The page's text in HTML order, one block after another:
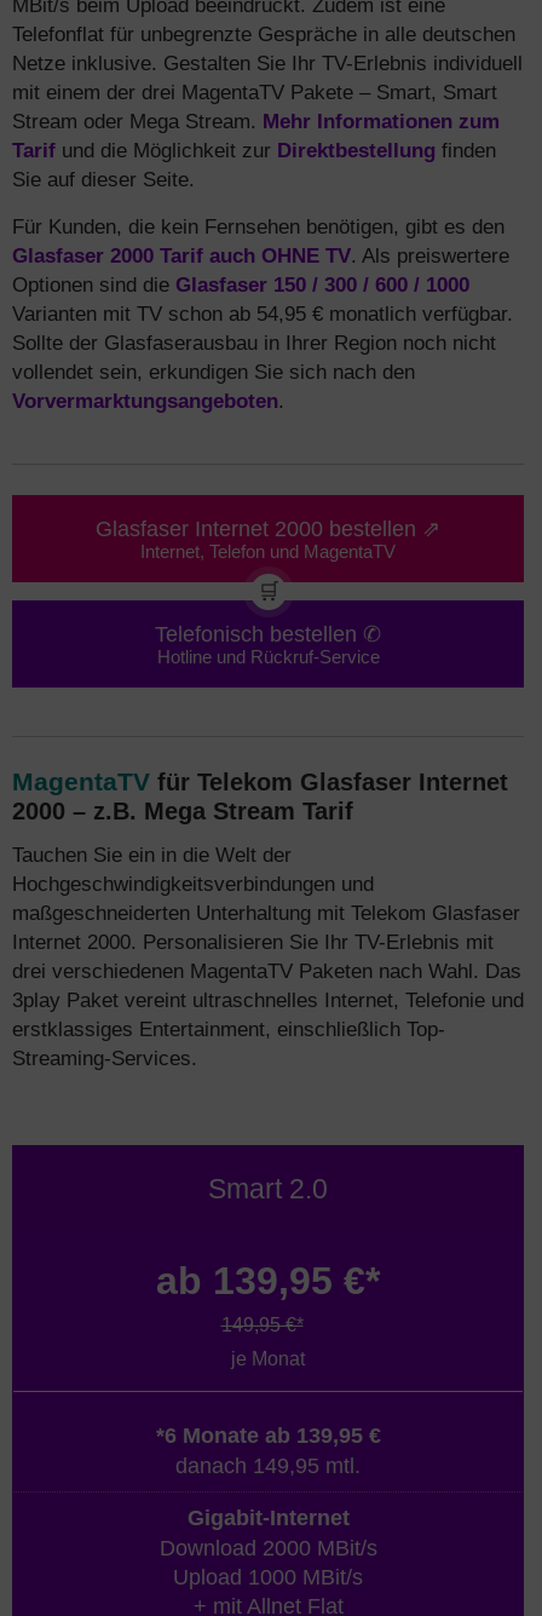
MBit/s beim Upload beeindruckt. Zudem ist eine
Telefonflat für unbegrenzte Gespräche in alle deutschen
Netze inklusive. Gestalten Sie Ihr TV-Erlebnis individuell
mit einem der drei MagentaTV Pakete – Smart, Smart
Stream oder Mega Stream. Mehr Informationen zum
Tarif und die Möglichkeit zur Direktbestellung finden
Sie auf dieser Seite.
Für Kunden, die kein Fernsehen benötigen, gibt es den
Glasfaser 2000 Tarif auch OHNE TV. Als preiswertere
Optionen sind die Glasfaser 150 / 300 / 600 / 1000
Varianten mit TV schon ab 54,95 € monatlich verfügbar.
Sollte der Glasfaserausbau in Ihrer Region noch nicht
vollendet sein, erkundigen Sie sich nach den
Vorvermarktungsangeboten.
Glasfaser Internet 2000 bestellen ⇗
Internet, Telefon und MagentaTV
🛒
Telefonisch bestellen ✆
Hotline und Rückruf-Service
MagentaTV für Telekom Glasfaser Internet
2000 – z.B. Mega Stream Tarif
Tauchen Sie ein in die Welt der
Hochgeschwindigkeitsverbindungen und
maßgeschneiderten Unterhaltung mit Telekom Glasfaser
Internet 2000. Personalisieren Sie Ihr TV-Erlebnis mit
drei verschiedenen MagentaTV Paketen nach Wahl. Das
3play Paket vereint ultraschnelles Internet, Telefonie und
erstklassiges Entertainment, einschließlich Top-
Streaming-Services.
Smart 2.0
ab 139,95 €*
149,95 €*
je Monat
*6 Monate ab 139,95 €
danach 149,95 mtl.
Gigabit-Internet
Download 2000 MBit/s
Upload 1000 MBit/s
+ mit Allnet Flat